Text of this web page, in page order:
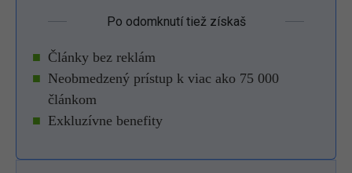
Po odomknutí tiež získaš
Články bez reklám
Neobmedzený prístup k viac ako 75 000
článkom
Exkluzívne benefity